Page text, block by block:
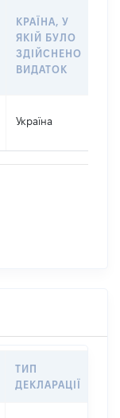
КРАЇНА, У
ЯКІЙ БУЛО
ЗДІЙСНЕНО
ВИДАТОК
Україна
ТИП
ДЕКЛАРАЦІЇ